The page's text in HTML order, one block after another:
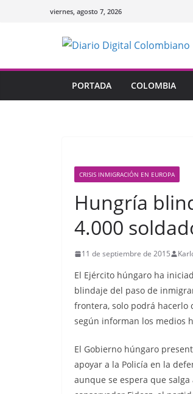
viernes, agosto 7, 2026
PORTADA COLOMBIA
CRISIS INMIGRACIÓN EN EUROPA
Hungría
4.000
11 de septiembre de 2015
El Ejército húngaro ha
blindaje del paso de
frontera, solo podrá hacerlo
según informan los medios
El Gobierno húngaro
apoyar a la Policía en la
aunque se espera que